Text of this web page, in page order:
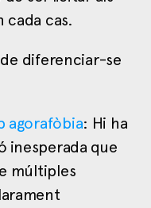
cada cas.
diferenciar-se
agorafòbia: Hi ha
inesperada que
múltiples